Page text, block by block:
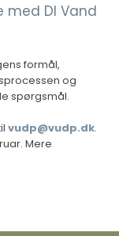
med DI Vand
formål,
og
spørgsmål.
vudp@vudp.dk.
Mere